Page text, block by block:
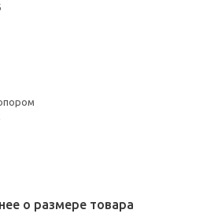
о размере товара